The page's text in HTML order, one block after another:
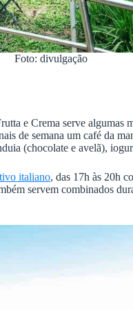
Foto: divulgação
e Crema serve algumas
de semana um café da
(chocolate e avelã),
italiano, das 17h às 20h
servem combinados